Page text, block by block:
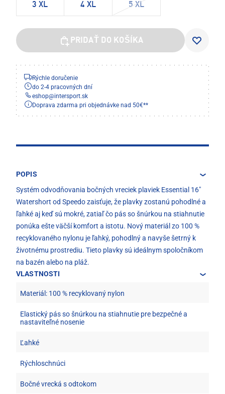
3 XL 4 XL 5 XL
PRIDAŤ DO KOŠÍKA
Rýchle doručenie
do 2-4 pracovných dní
eshop@intersport.sk
Doprava zdarma pri objednávke nad 50€**
POPIS
Systém odvodňovania bočných vreciek plaviek Essential 16"
Watershort od Speedo zaisťuje, že plavky zostanú pohodlné a
ľahké aj keď sú mokré, zatiaľ čo pás so šnúrkou na stiahnutie
ponúka ešte väčší komfort a istotu. Nový materiál zo 100 %
recyklovaného nylonu je ľahký, pohodlný a navyše šetrný k
životnému prostrediu. Tieto plavky sú ideálnym spoločníkom
na bazén alebo na pláž.
VLASTNOSTI
Materiál: 100 % recyklovaný nylon
Elastický pás so šnúrkou na stiahnutie pre bezpečné a
nastaviteľné nosenie
Ľahké
Rýchloschnúci
Bočné vrecká s odtokom